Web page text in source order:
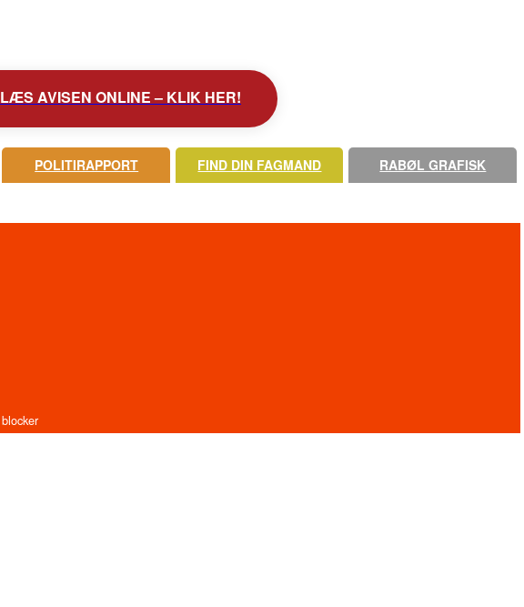
LÆS AVISEN ONLINE – KLIK HER!
POLITIRAPPORT FIND DIN FAGMAND RABØL GRAFISK